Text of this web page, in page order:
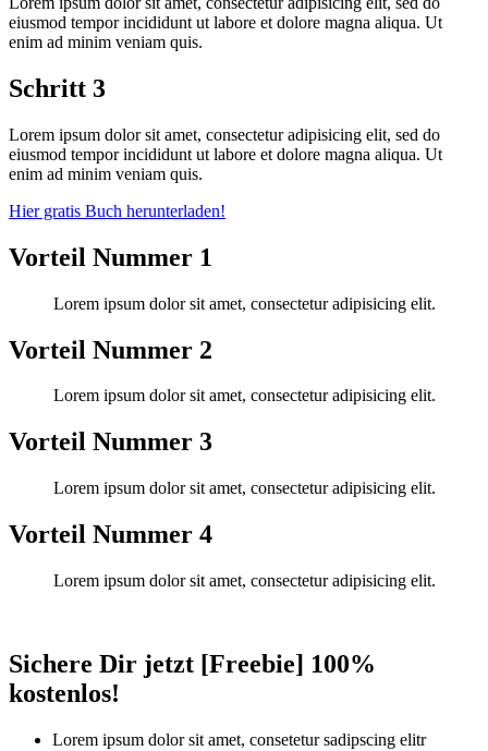
eiusmod tempor incididunt ut labore et dolore magna aliqua. Ut
enim ad minim veniam quis.
Schritt 3
Lorem ipsum dolor sit amet, consectetur adipisicing elit, sed do
eiusmod tempor incididunt ut labore et dolore magna aliqua. Ut
enim ad minim veniam quis.
Hier gratis Buch herunterladen!
Vorteil Nummer 1
Lorem ipsum dolor sit amet, consectetur adipisicing elit.
Vorteil Nummer 2
Lorem ipsum dolor sit amet, consectetur adipisicing elit.
Vorteil Nummer 3
Lorem ipsum dolor sit amet, consectetur adipisicing elit.
Vorteil Nummer 4
Lorem ipsum dolor sit amet, consectetur adipisicing elit.
Sichere Dir jetzt [Freebie] 100%
kostenlos!
Lorem ipsum dolor sit amet, consetetur sadipscing elitr